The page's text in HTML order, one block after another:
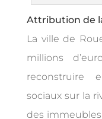
Attribution de
La ville de
millions
reconstruire
sociaux sur la
des